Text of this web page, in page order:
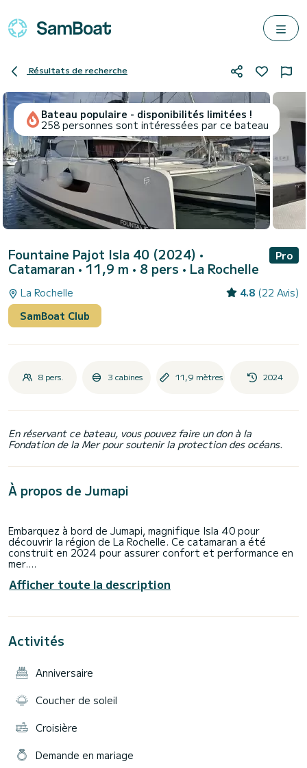
Résultats de recherche
Bateau populaire - disponibilités limitées !
258 personnes sont intéressées par ce bateau
Fountaine Pajot Isla 40 (2024) •
Catamaran • 11,9 m • 8 pers • La Rochelle
Pro
La Rochelle 4.8 (22 Avis)
SamBoat Club
8 pers. 3 cabines 11,9 mètres 2024
En réservant ce bateau, vous pouvez faire un don à la
Fondation de la Mer pour soutenir la protection des océans.
À propos de Jumapi
Embarquez à bord de Jumapi, magnifique Isla 40 pour
découvrir la région de La Rochelle. Ce catamaran a été
construit en 2024 pour assurer confort et performance en
mer.
Vous êtes assuré de passer une journée ou une semaine
parleurs extérieurs, Winch électrique, Panneau solaire,
Afficher toute la description
Activités
Anniversaire
Coucher de soleil
Croisière
Demande en mariage